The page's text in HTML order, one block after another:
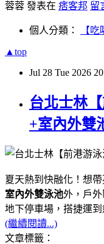
蓉蓉 發表在 痞客邦 留
個人分類： 【
▲top
Jul 28 Tue 2026
台北士林
+室內外雙
夏天熱到快融化！想
室內外雙泳池外，戶
地下停車場，搭捷運
(繼續閱讀...)
文章標籤：